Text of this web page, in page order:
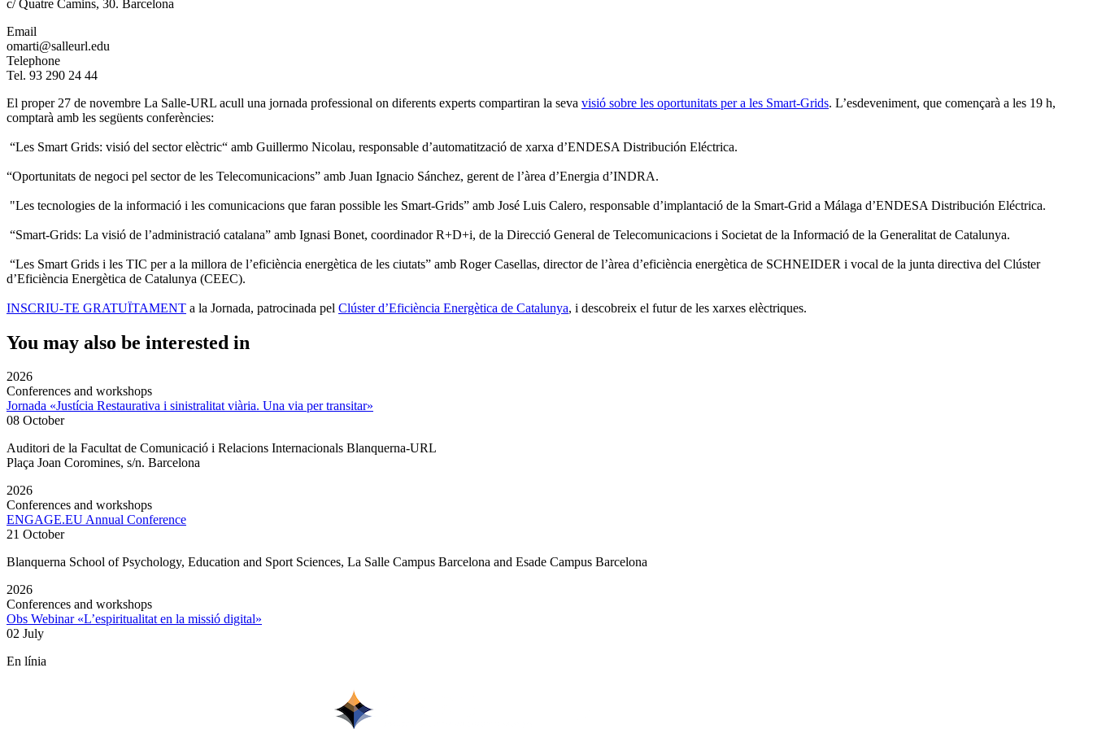
c/ Quatre Camins, 30. Barcelona
Email
omarti@salleurl.edu
Telephone
Tel. 93 290 24 44
El proper 27 de novembre La Salle-URL acull una jornada professional on diferents experts compartiran la seva visió sobre les oportunitats per a les Smart-Grids. L’esdeveniment, que començarà a les 19 h,
comptarà amb les següents conferències:
“Les Smart Grids: visió del sector elèctric“ amb Guillermo Nicolau, responsable d’automatització de xarxa d’ENDESA Distribución Eléctrica.
“Oportunitats de negoci pel sector de les Telecomunicacions” amb Juan Ignacio Sánchez, gerent de l’àrea d’Energia d’INDRA.
"Les tecnologies de la informació i les comunicacions que faran possible les Smart-Grids” amb José Luis Calero, responsable d’implantació de la Smart-Grid a Málaga d’ENDESA Distribución Eléctrica.
“Smart-Grids: La visió de l’administració catalana” amb Ignasi Bonet, coordinador R+D+i, de la Direcció General de Telecomunicacions i Societat de la Informació de la Generalitat de Catalunya.
“Les Smart Grids i les TIC per a la millora de l’eficiència energètica de les ciutats” amb Roger Casellas, director de l’àrea d’eficiència energètica de SCHNEIDER i vocal de la junta directiva del Clúster
d’Eficiència Energètica de Catalunya (CEEC).
INSCRIU-TE GRATUÏTAMENT a la Jornada, patrocinada pel Clúster d’Eficiència Energètica de Catalunya, i descobreix el futur de les xarxes elèctriques.
You may also be interested in
2026
Conferences and workshops
Jornada «Justícia Restaurativa i sinistralitat viària. Una via per transitar»
08 October
Auditori de la Facultat de Comunicació i Relacions Internacionals Blanquerna-URL
Plaça Joan Coromines, s/n. Barcelona
2026
Conferences and workshops
ENGAGE.EU Annual Conference
21 October
Blanquerna School of Psychology, Education and Sport Sciences, La Salle Campus Barcelona and Esade Campus Barcelona
2026
Conferences and workshops
Obs Webinar «L’espiritualitat en la missió digital»
02 July
En línia